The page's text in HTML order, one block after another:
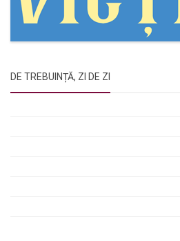
DE TREBUINȚĂ, ZI DE ZI